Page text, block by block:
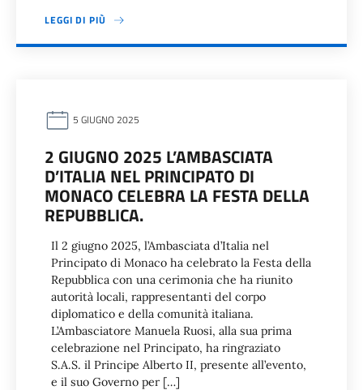
LEGGI DI PIÙ
5 GIUGNO 2025
2 GIUGNO 2025 L’AMBASCIATA
D’ITALIA NEL PRINCIPATO DI
MONACO CELEBRA LA FESTA DELLA
REPUBBLICA.
Il 2 giugno 2025, l’Ambasciata d’Italia nel
Principato di Monaco ha celebrato la Festa della
Repubblica con una cerimonia che ha riunito
autorità locali, rappresentanti del corpo
diplomatico e della comunità italiana.
L’Ambasciatore Manuela Ruosi, alla sua prima
celebrazione nel Principato, ha ringraziato
S.A.S. il Principe Alberto II, presente all’evento,
e il suo Governo per […]